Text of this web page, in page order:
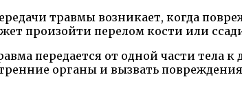
травмы возникает, когда
произойти перелом кости или
передается от одной части
органы и вызвать